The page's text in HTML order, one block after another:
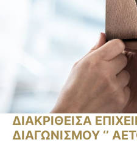
ΔΙΑΚΡΙΘΕΙΣΑ
ΔΙΑΓΩΝΙΣΜΟΥ ‘’